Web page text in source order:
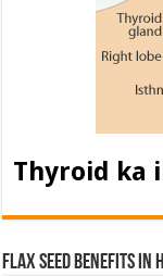
Thyroid ka
Flax Seed Benefits in